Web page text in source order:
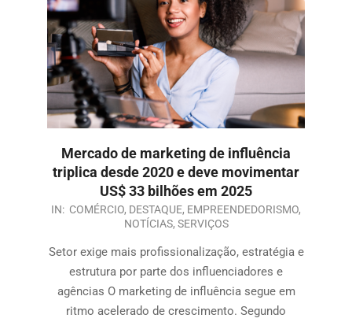
Mercado de marketing de influência
triplica desde 2020 e deve movimentar
US$ 33 bilhões em 2025
IN: COMÉRCIO, DESTAQUE, EMPREENDEDORISMO,
NOTÍCIAS, SERVIÇOS
Setor exige mais profissionalização, estratégia e
estrutura por parte dos influenciadores e
agências O marketing de influência segue em
ritmo acelerado de crescimento. Segundo